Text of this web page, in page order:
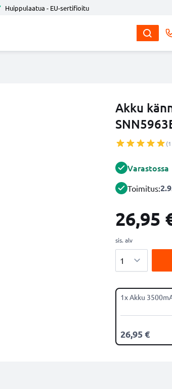
Huippulaatua - EU-sertifioitu
Akku
Varastossa
Toimitus:
26,95
sis. alv
1x Akku
26,95 €